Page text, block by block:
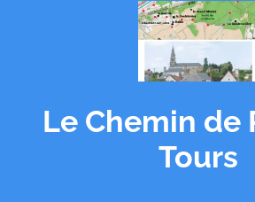
Le Chemin de
Tours